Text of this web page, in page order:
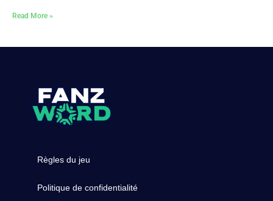
Read More »
Règles du jeu
Politique de confidentialité